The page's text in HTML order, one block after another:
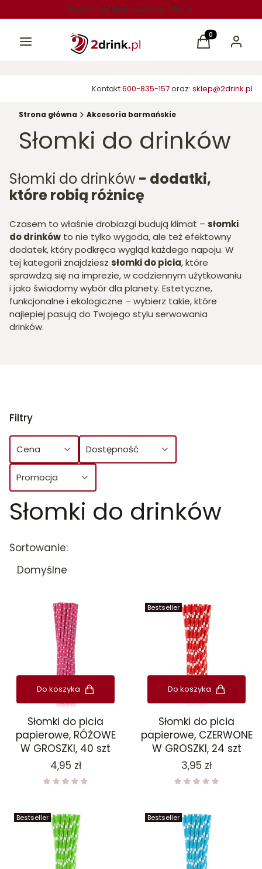
Darmowa dostawa od 250 zł
Menu Produkty w
Koszyk Zaloguj
Kontakt600-835-157oraz: sklep@2drink.pl
Strona główna Akcesoria barmańskie
Słomki do drinków
Słomki do drinków- dodatki,
które robią różnicę
Czasem to właśnie drobiazgi budują klimat – słomki
do drinków to nie tylko wygoda, ale też efektowny
dodatek, który podkręca wygląd każdego napoju. W
tej kategorii znajdziesz słomki do picia, które
sprawdzą się na imprezie, w codziennym użytkowaniu
i jako świadomy wybór dla planety. Estetyczne,
funkcjonalne i ekologiczne – wybierz takie, które
najlepiej pasują do Twojego stylu serwowania
drinków.
Filtry
Cena Dostępność
Promocja
Koniec filtrów
Słomki do drinków
Lista produktów
Sortowanie:
Domyślne
Do koszyka
Słomki do picia
papierowe, RÓŻOWE
W GROSZKI, 40 szt
Cena
4,95 zł
Bestseller
Do koszyka
Słomki do picia
papierowe, CZERWONE
W GROSZKI, 24 szt
Cena
3,95 zł
Bestseller Bestseller